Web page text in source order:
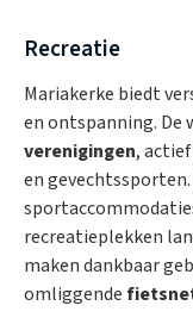
Recreatie
Mariakerke biedt
en ontspanning. De
verenigingen,
en
recreatieplekken
maken dankbaar
omliggende